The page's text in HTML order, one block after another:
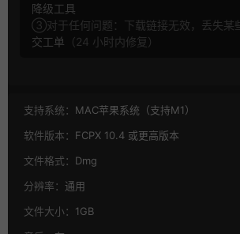
降级工具
③对于任何问题：下载链接无效，丢失某
交工单 （24 小时内修复）
支持系统： MAC苹果系统（支持M1）
软件版本： FCPX 10.4 或更高版本
文件格式： Dmg
分辨率： 通用
文件大小： 1GB